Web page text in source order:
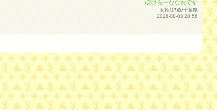
ぽけらーななおです
女性/17歳/千葉県
2026-08-03 20:56